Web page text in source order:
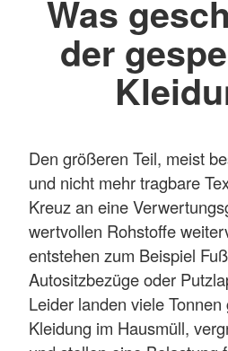
Was
der
Den größeren Teil, meist
und nicht mehr tragbare
Kreuz an eine
wertvollen Rohstoffe
entstehen zum Beispiel
Autositzbezüge oder
Leider landen viele
Kleidung im Hausmüll,